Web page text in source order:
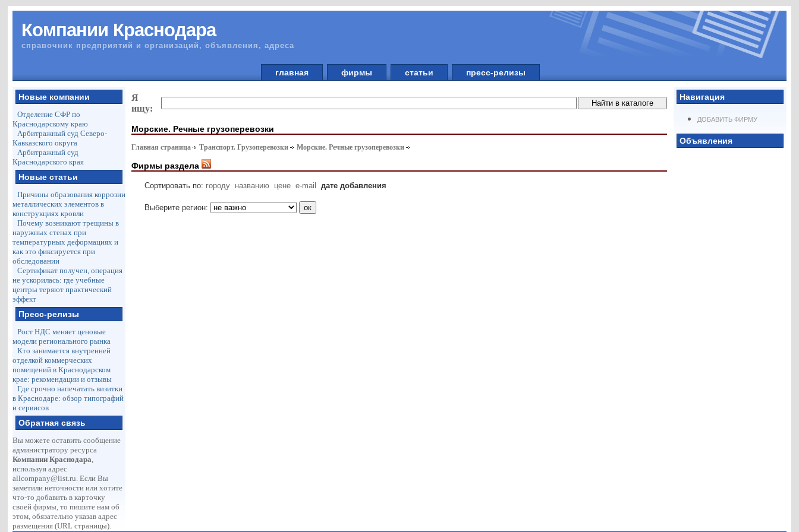
Компании Краснодара
справочник предприятий и организаций, объявления, адреса
главная фирмы статьи пресс-релизы
Новые компании
Отделение СФР по
Краснодарскому краю
Арбитражный суд Северо-
Кавказского округа
Арбитражный суд
Краснодарского края
Новые статьи
Причины образования коррозии
металлических элементов в
конструкциях кровли
Почему возникают трещины в
наружных стенах при
температурных деформациях и
как это фиксируется при
обследовании
Сертификат получен, операция
не ускорилась: где учебные
центры теряют практический
эффект
Пресс-релизы
Рост НДС меняет ценовые
модели регионального рынка
Кто занимается внутренней
отделкой коммерческих
помещений в Краснодарском
крае: рекомендации и отзывы
Где срочно напечатать визитки
в Краснодаре: обзор типографий
и сервисов
Обратная связь
Вы можете оставить сообщение
администратору ресурса
Компании Краснодара,
используя адрес
allcompany@list.ru. Если Вы
заметили неточности или хотите
что-то добавить в карточку
своей фирмы, то пишите нам об
этом, обязательно указав адрес
размещения (URL страницы).
Навигация
ДОБАВИТЬ ФИРМУ
Объявления
Я
ищу:
Морские. Речные грузоперевозки
Главная страница Транспорт. Грузоперевозки Морские. Речные грузоперевозки
Фирмы раздела
Сортировать по: городу названию цене e-mail дате добавления
Выберите регион: